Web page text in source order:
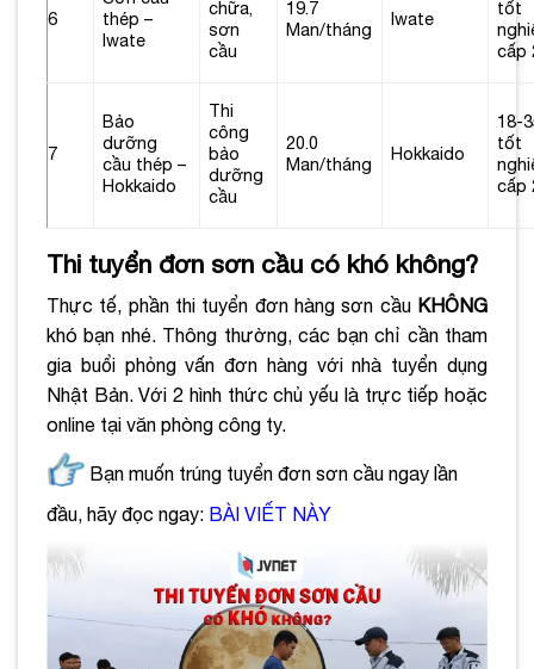
6
thép –
Iwate
chữa,
sơn
cầu
19.7
Man/tháng
Iwate
tốt
cấp
7
Bảo
dưỡng
cầu thép –
Hokkaido
Thi
công
bảo
dưỡng
cầu
20.0
Man/tháng
Hokkaido
18-
tốt
cấp
Thi tuyển đơn sơn cầu có khó không?
Thực tế, phần thi tuyển đơn hàng sơn cầu KHÔNG
khó bạn nhé. Thông thường, các bạn chỉ cần tham
gia buổi phỏng vấn đơn hàng với nhà tuyển dụng
Nhật Bản. Với 2 hình thức chủ yếu là trực tiếp hoặc
online tại văn phòng công ty.
Bạn muốn trúng tuyển đơn sơn cầu ngay lần
đầu, hãy đọc ngay: BÀI VIẾT NÀY